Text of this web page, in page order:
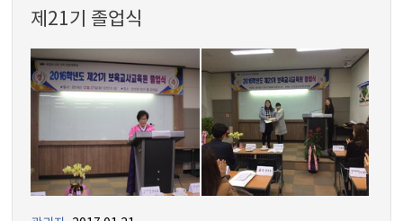
제21기 졸업식